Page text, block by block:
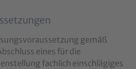
gemäß
eines für die
fachlich einschlägiges